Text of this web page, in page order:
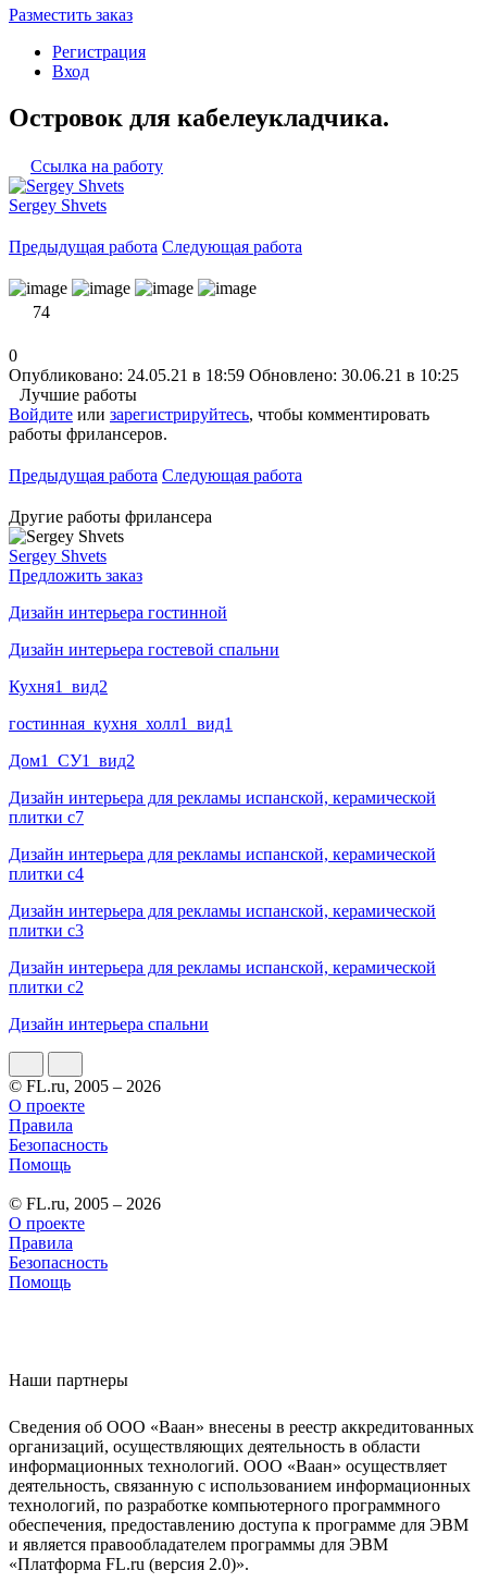
Разместить заказ
Регистрация
Вход
Островок для кабелеукладчика.
Ссылка на работу
Sergey Shvets
Предыдущая работа Следующая работа
74
0
Опубликовано: 24.05.21 в 18:59 Обновлено: 30.06.21 в 10:25
Лучшие работы
Войдите или зарегистрируйтесь, чтобы комментировать
работы фрилансеров.
Предыдущая работа Следующая работа
Другие работы фрилансера
Sergey Shvets
Предложить заказ
Дизайн интерьера гостинной
Дизайн интерьера гостевой спальни
Кухня1_вид2
гостинная_кухня_холл1_вид1
Дом1_СУ1_вид2
Дизайн интерьера для рекламы испанской, керамической
плитки с7
Дизайн интерьера для рекламы испанской, керамической
плитки с4
Дизайн интерьера для рекламы испанской, керамической
плитки с3
Дизайн интерьера для рекламы испанской, керамической
плитки с2
Дизайн интерьера спальни
© FL.ru, 2005 – 2026
О проекте
Правила
Безопасность
Помощь
© FL.ru, 2005 – 2026
О проекте
Правила
Безопасность
Помощь
Наши партнеры
Сведения об ООО «Ваан» внесены в реестр аккредитованных
организаций, осуществляющих деятельность в области
информационных технологий. ООО «Ваан» осуществляет
деятельность, связанную с использованием информационных
технологий, по разработке компьютерного программного
обеспечения, предоставлению доступа к программе для ЭВМ
и является правообладателем программы для ЭВМ
«Платформа FL.ru (версия 2.0)».